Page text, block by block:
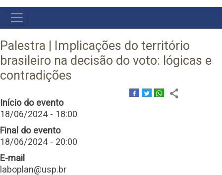
NAVEGADOR
PRINCIPAL
Palestra | Implicações do território
brasileiro na decisão do voto: lógicas e
contradições
Início do evento
18/06/2024 - 18:00
Final do evento
18/06/2024 - 20:00
E-mail
laboplan@usp.br